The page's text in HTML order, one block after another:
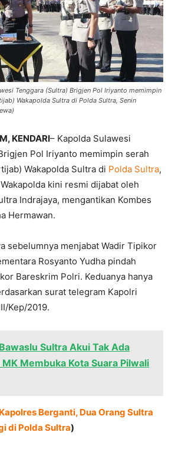
Tenggara (Sultra) Brigjen Pol Iriyanto memimpin
Wakapolda Sultra di Polda Sultra, Senin
KENDARI– Kapolda Sulawesi
Pol Iriyanto memimpin serah
Wakapolda Sultra di Polda Sultra,
kini resmi dijabat oleh
Indrajaya, mengantikan Kombes
Hermawan.
sebelumnya menjabat Wadir Tipikor
Rosyanto Yudha pindah
Bareskrim Polri. Keduanya hanya
surat telegram Kapolri
Kep/2019.
Bawaslu Sultra Akui Tak Ada
Membuka Kota Suara Pilwali
Berganti, Dua Orang Sultra
di Polda Sultra)